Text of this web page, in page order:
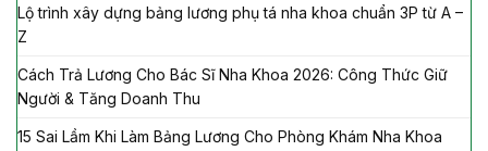
Lộ trình xây dựng bảng lương phụ tá nha khoa chuẩn 3P từ A –
Z
Cách Trả Lương Cho Bác Sĩ Nha Khoa 2026: Công Thức Giữ
Người & Tăng Doanh Thu
15 Sai Lầm Khi Làm Bảng Lương Cho Phòng Khám Nha Khoa